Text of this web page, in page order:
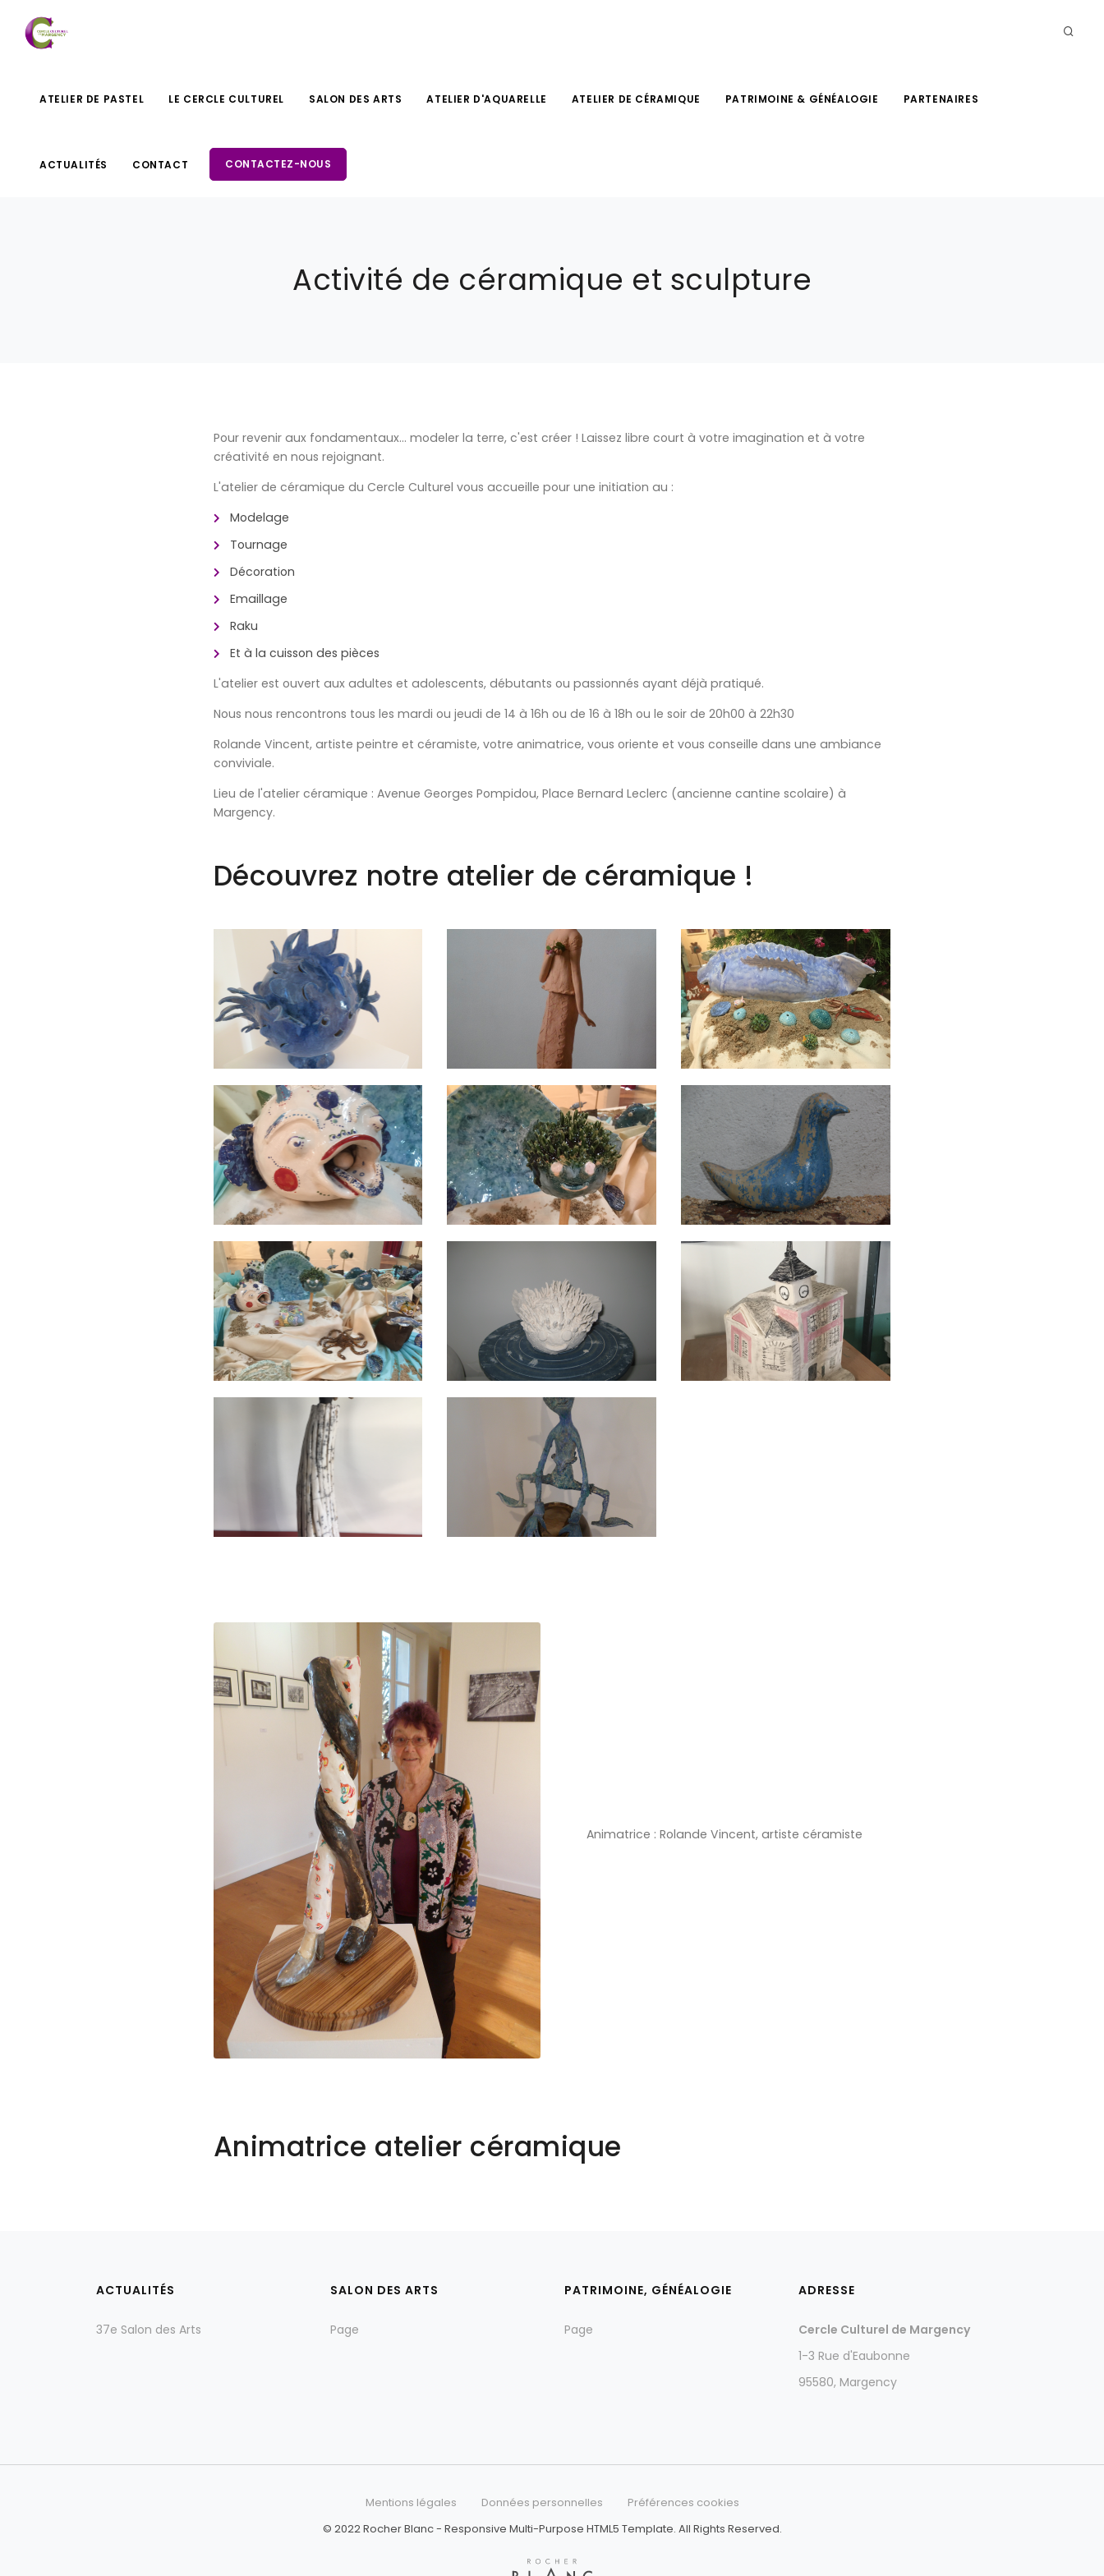
ATELIER DE PASTEL LE CERCLE CULTUREL SALON DES ARTS ATELIER D'AQUARELLE ATELIER DE CÉRAMIQUE PATRIMOINE & GÉNÉALOGIE PARTENAIRES
ACTUALITÉS CONTACT CONTACTEZ-NOUS
Activité de céramique et sculpture
Pour revenir aux fondamentaux... modeler la terre, c'est créer ! Laissez libre court à votre imagination et à votre
créativité en nous rejoignant.
L'atelier de céramique du Cercle Culturel vous accueille pour une initiation au :
Modelage
Tournage
Décoration
Emaillage
Raku
Et à la cuisson des pièces
L'atelier est ouvert aux adultes et adolescents, débutants ou passionnés ayant déjà pratiqué.
Nous nous rencontrons tous les mardi ou jeudi de 14 à 16h ou de 16 à 18h ou le soir de 20h00 à 22h30
Rolande Vincent, artiste peintre et céramiste, votre animatrice, vous oriente et vous conseille dans une ambiance
conviviale.
Lieu de l'atelier céramique : Avenue Georges Pompidou, Place Bernard Leclerc (ancienne cantine scolaire) à
Margency.
Découvrez notre atelier de céramique !
Animatrice : Rolande Vincent, artiste céramiste
Animatrice atelier céramique
ACTUALITÉS
37e Salon des Arts
SALON DES ARTS
Page
PATRIMOINE, GÉNÉALOGIE
Page
ADRESSE
Cercle Culturel de Margency
1-3 Rue d'Eaubonne
95580, Margency
Mentions légales Données personnelles
Préférences cookies
© 2022 Rocher Blanc - Responsive Multi-Purpose HTML5 Template. All Rights Reserved.